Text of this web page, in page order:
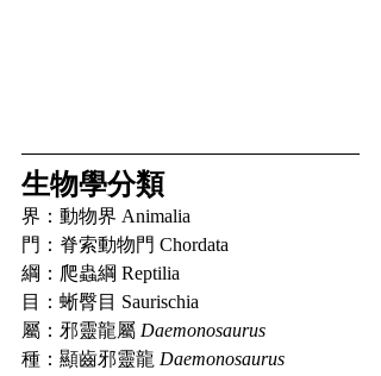
生物學分類
界：動物界 Animalia
門：脊索動物門 Chordata
綱：爬蟲綱 Reptilia
目：蜥臀目 Saurischia
屬：邪靈龍屬 Daemonosaurus
種：顯齒邪靈龍 Daemonosaurus